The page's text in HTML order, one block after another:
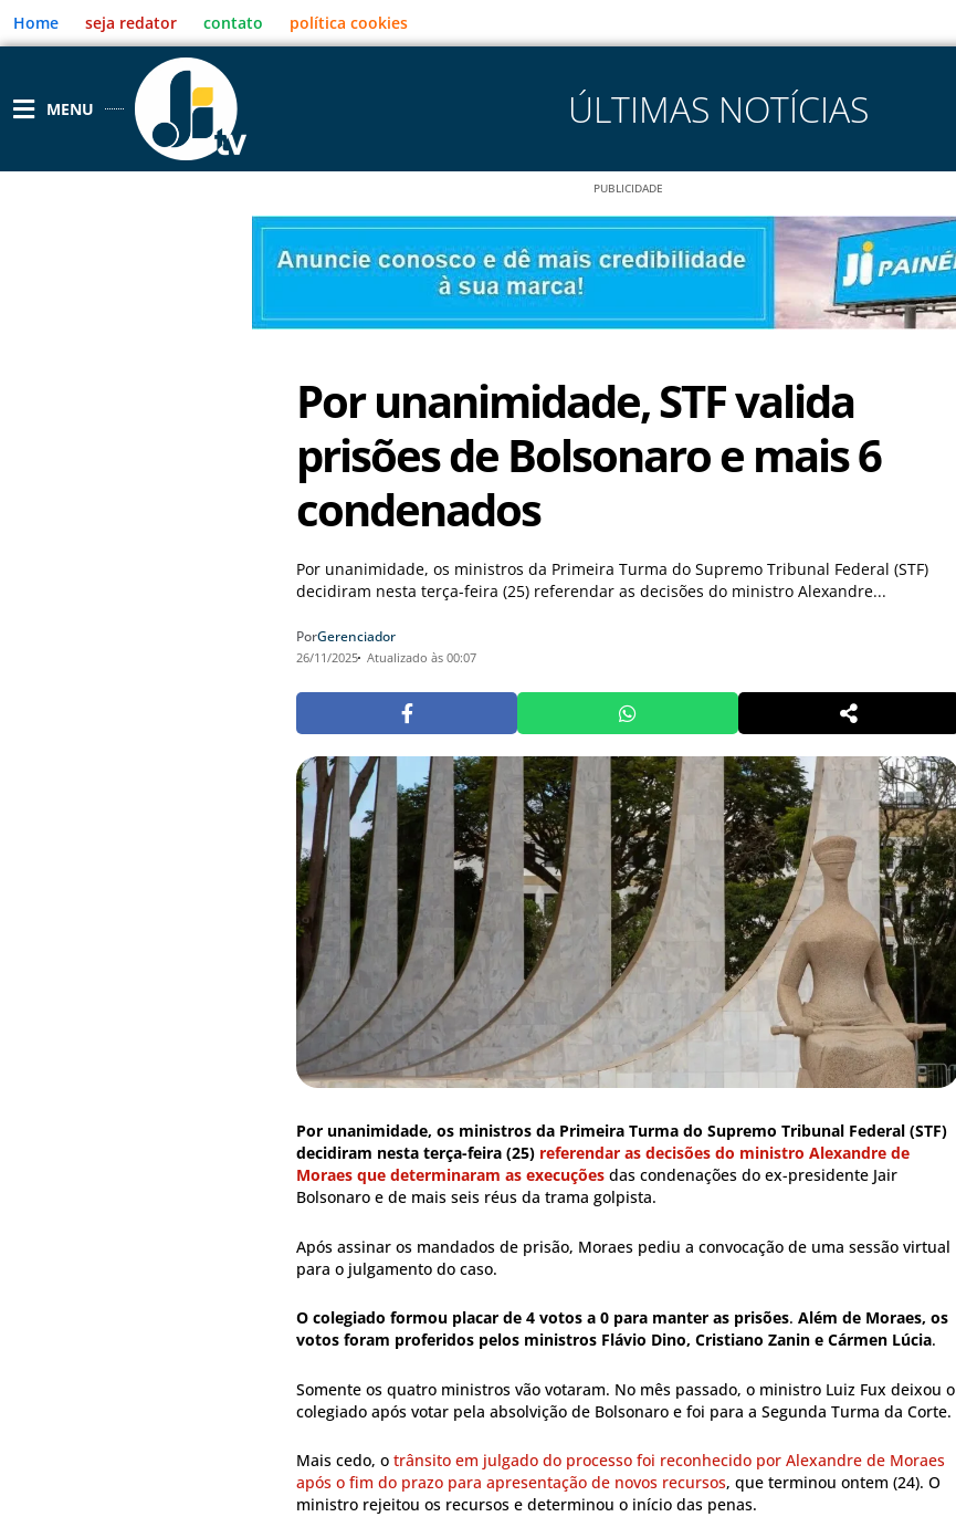
para
o
Home seja redator contato política cookies
MENU ÚLTIMAS NOTÍCIAS
PUBLICIDADE
Por unanimidade, STF valida
prisões de Bolsonaro e mais 6
condenados
Por unanimidade, os ministros da Primeira Turma do Supremo Tribunal Federal (STF)
decidiram nesta terça-feira (25) referendar as decisões do ministro Alexandre...
PorGerenciador
26/11/2025 Atualizado às 00:07
Por unanimidade, os ministros da Primeira Turma do Supremo Tribunal Federal (STF)
decidiram nesta terça-feira (25) referendar as decisões do ministro Alexandre de
Moraes que determinaram as execuções das condenações do ex-presidente Jair
Bolsonaro e de mais seis réus da trama golpista.
Após assinar os mandados de prisão, Moraes pediu a convocação de uma sessão virtual
para o julgamento do caso.
O colegiado formou placar de 4 votos a 0 para manter as prisões. Além de Moraes, os
votos foram proferidos pelos ministros Flávio Dino, Cristiano Zanin e Cármen Lúcia.
Somente os quatro ministros vão votaram. No mês passado, o ministro Luiz Fux deixou o
colegiado após votar pela absolvição de Bolsonaro e foi para a Segunda Turma da Corte.
Mais cedo, o trânsito em julgado do processo foi reconhecido por Alexandre de Moraes
após o fim do prazo para apresentação de novos recursos, que terminou ontem (24). O
ministro rejeitou os recursos e determinou o início das penas.